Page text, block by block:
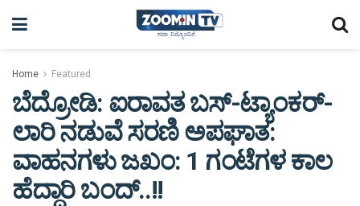
Home Featured
ಬೆದ್ರೋಡಿ: ಐರಾವತ ಬಸ್-ಟ್ಯಾಂಕರ್-
ಲಾರಿ ನಡುವೆ ಸರಣಿ ಅಪಘಾತ:
ವಾಹನಗಳು ಜಖಂ: 1 ಗಂಟೆಗಳ ಕಾಲ
ಹೆದ್ದಾರಿ ಬಂದ್..!!